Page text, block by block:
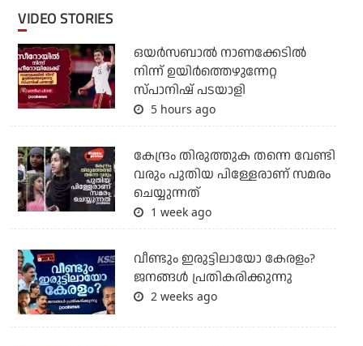
VIDEO STORIES
ഒയര്‍സബാൽ നാണക്കേടിൽ
നിന്ന് ഉയിർത്തെഴുന്നേറ്റ
സ്പാനിഷ് പടയാളി
5 hours ago
കേന്ദ്രം തിരുത്തുക തന്നെ വേണ്ടി
വരും പുതിയ പിള്ളേരാണ് സമരം
ചെയ്യുന്നത്
1 week ago
വീണ്ടും ഇരുട്ടിലായോ കേരളം?
ജനങ്ങൾ പ്രതികരിക്കുന്നു
2 weeks ago